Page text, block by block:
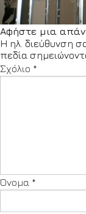
Αφήστε μια
Η ηλ. διεύθυνση
πεδία
Σχόλιο *
Όνομα *